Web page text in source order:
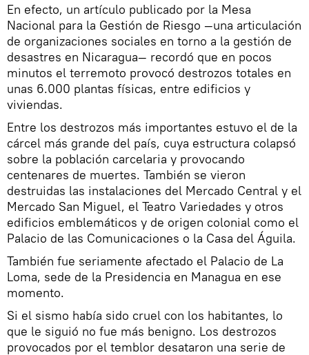
En efecto, un artículo publicado por la Mesa
Nacional para la Gestión de Riesgo —una articulación
de organizaciones sociales en torno a la gestión de
desastres en Nicaragua— recordó que en pocos
minutos el terremoto provocó destrozos totales en
unas 6.000 plantas físicas, entre edificios y
viviendas.
Entre los destrozos más importantes estuvo el de la
cárcel más grande del país, cuya estructura colapsó
sobre la población carcelaria y provocando
centenares de muertes. También se vieron
destruidas las instalaciones del Mercado Central y el
Mercado San Miguel, el Teatro Variedades y otros
edificios emblemáticos y de origen colonial como el
Palacio de las Comunicaciones o la Casa del Águila.
También fue seriamente afectado el Palacio de La
Loma, sede de la Presidencia en Managua en ese
momento.
Si el sismo había sido cruel con los habitantes, lo
que le siguió no fue más benigno. Los destrozos
provocados por el temblor desataron una serie de